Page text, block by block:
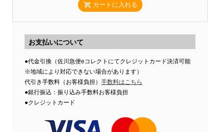
カートに入れる
お支払いについて
●代金引換（佐川急便eコレクトにてクレジットカード決済可能
※地域により対応できない場合があります）
代引き手数料（お客様負担） 手数料はこちら
●銀行振込：振り込み手数料お客様負担
●クレジットカード